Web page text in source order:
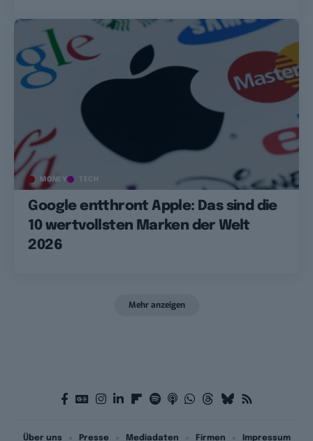
MONEY TECH
Google entthront Apple: Das sind die
10 wertvollsten Marken der Welt
2026
Mehr anzeigen
Über uns Presse Mediadaten Firmen Impressum